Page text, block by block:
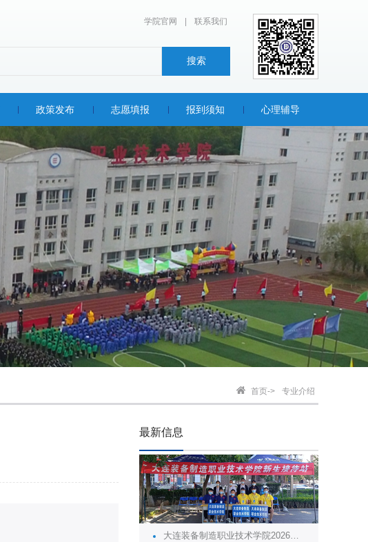
学院官网 联系我们
政策发布 志愿填报 报到须知 心理辅导
首页-> 专业介绍
最新信息
大连装备制造职业技术学院2026年普通高校招生章程